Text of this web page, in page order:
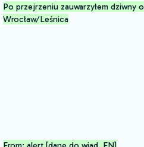
Po przejrzeniu zauwarzyłem dziwny
Wrocław/Leśnica